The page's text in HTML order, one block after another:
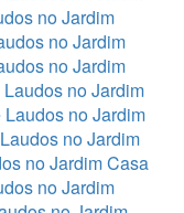
no Jardim
no Jardim
no Jardim
no Jardim
no Jardim
no Jardim
no Jardim Casa
no Jardim